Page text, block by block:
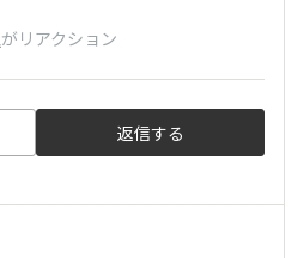
がリアクション
返信する